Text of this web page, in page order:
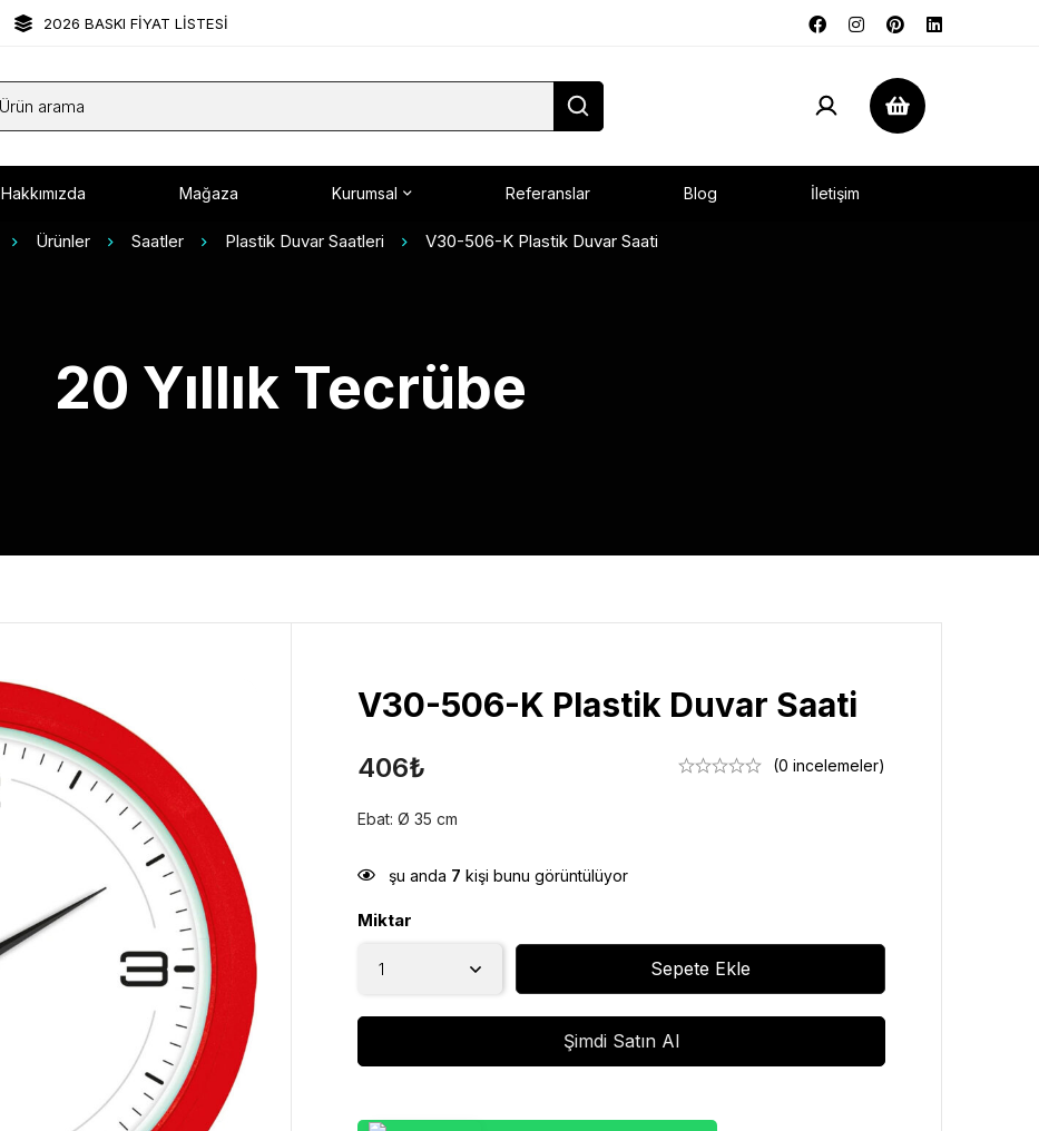
2026 BASKI FİYAT LİSTESİ
Hakkımızda Mağaza Kurumsal Referanslar Blog İletişim
Ürünler Saatler Plastik Duvar Saatleri V30-506-K Plastik Duvar Saati
20 Yıllık Tecrübe
V30-506-K Plastik Duvar Saati
406₺ (0 incelemeler)
Ebat: Ø 35 cm
şu anda 7 kişi bunu görüntülüyor
Miktar
Sepete Ekle
Şimdi Satın Al